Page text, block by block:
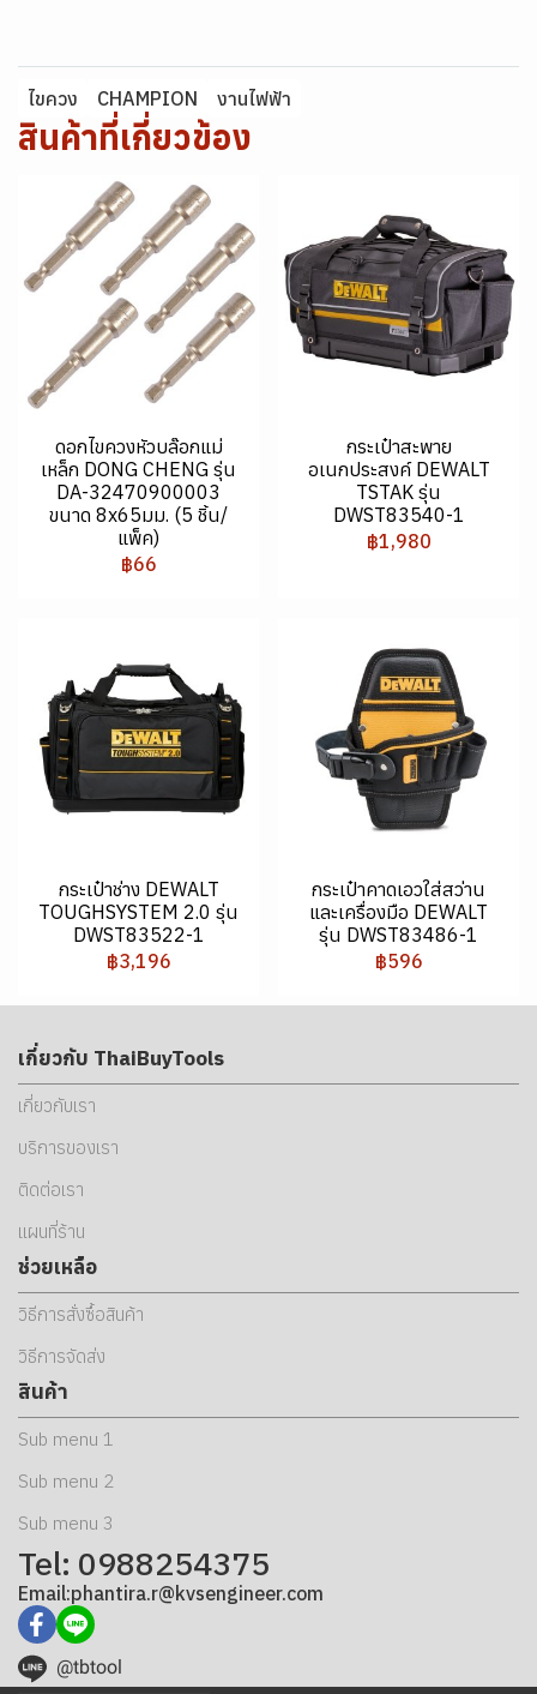
ไขควง CHAMPION งานไฟฟ้า
สินค้าที่เกี่ยวข้อง
ดอกไขควงหัวบล๊อกแม่
เหล็ก DONG CHENG รุ่น
DA-32470900003
ขนาด 8x65มม. (5 ชิ้น/
แพ็ค)
฿66
กระเป๋าสะพาย
อเนกประสงค์ DEWALT
TSTAK รุ่น
DWST83540-1
฿1,980
กระเป๋าช่าง DEWALT
TOUGHSYSTEM 2.0 รุ่น
DWST83522-1
฿3,196
กระเป๋าคาดเอวใส่สว่าน
และเครื่องมือ DEWALT
รุ่น DWST83486-1
฿596
เกี่ยวกับ ThaiBuyTools
เกี่ยวกับเรา
บริการของเรา
ติดต่อเรา
แผนที่ร้าน
ช่วยเหลือ
วิธีการสั่งซื้อสินค้า
วิธีการจัดส่ง
สินค้า
Sub menu 1
Sub menu 2
Sub menu 3
Tel: 0988254375
Email:phantira.r@kvsengineer.com
@tbtool